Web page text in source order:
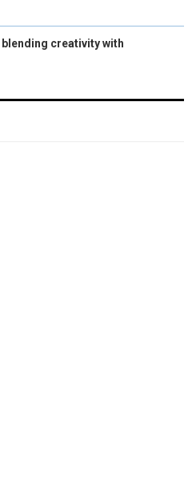
creativity with